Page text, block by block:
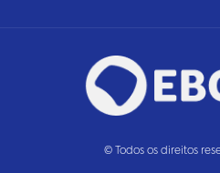
© Todos os direitos